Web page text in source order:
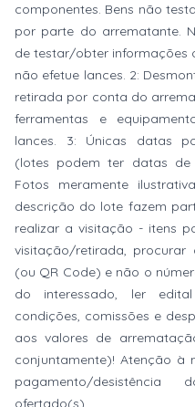
componentes. Bens não
por parte do arrematante.
de testar/obter informações
não efetue lances. 2:
retirada por conta do
ferramentas e
lances. 3: Únicas datas
(lotes podem ter datas de
Fotos meramente
descrição do lote fazem
realizar a visitação - itens
visitação/retirada,
(ou QR Code) e não o
do interessado, ler
condições, comissões e
aos valores de
conjuntamente)! Atenção
pagamento/desistência
ofertado(s).